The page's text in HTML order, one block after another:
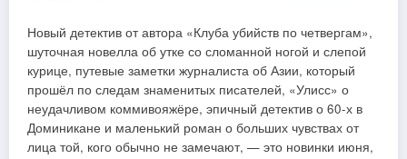
Новый детектив от автора «Клуба убийств по четвергам»,
шуточная новелла об утке со сломанной ногой и слепой
курице, путевые заметки журналиста об Азии, который
прошёл по следам знаменитых писателей, «Улисс» о
неудачливом коммивояжёре, эпичный детектив о 60-х в
Доминикане и маленький роман о больших чувствах от
лица той, кого обычно не замечают, — это новинки июня,